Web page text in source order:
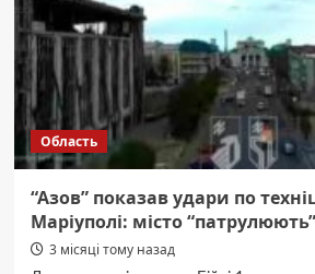
Область
“Азов” показав удари по
Маріуполі: місто
3 місяці тому назад